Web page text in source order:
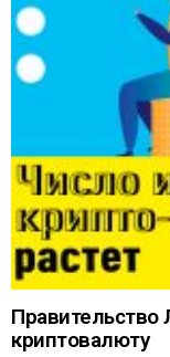
криптовалюту